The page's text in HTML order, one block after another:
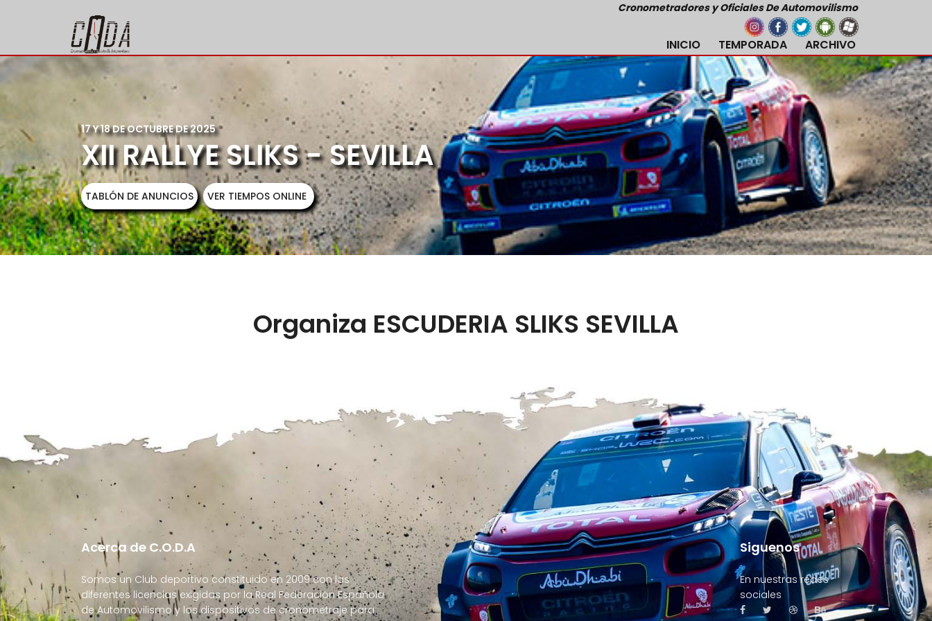
Cronometradores y Oficiales De Automovilismo
INICIO TEMPORADA ARCHIVO
17 Y 18 DE OCTUBRE DE 2025
XII RALLYE SLIKS - SEVILLA
TABLÓN DE ANUNCIOS VER TIEMPOS ONLINE
Organiza ESCUDERIA SLIKS SEVILLA
Acerca de C.O.D.A
Somos un Club deportivo constituido en 2009 con las
diferentes licencias exigidas por la Real Federación Española
de Automovilismo y los dispositivos de cronometraje para
Siguenos
En nuestras redes
sociales